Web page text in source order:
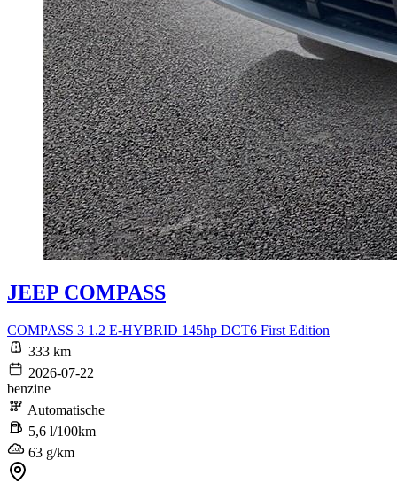
JEEP COMPASS
COMPASS 3 1.2 E-HYBRID 145hp DCT6 First Edition
333 km
2026-07-22
benzine
Automatische
5,6 l/100km
63 g/km